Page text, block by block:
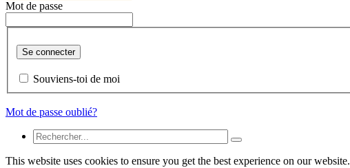
Mot de passe
Se connecter
Souviens-toi de moi
Mot de passe oublié?
This website uses cookies to ensure you get the best experience on our website.